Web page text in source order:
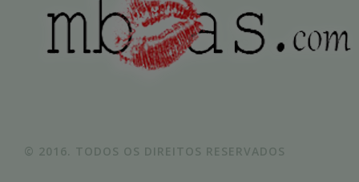
© 2016. TODOS OS DIREITOS RESERVADOS